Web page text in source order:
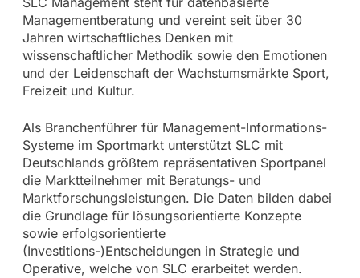
Managementberatung und vereint seit über 30
Jahren wirtschaftliches Denken mit
wissenschaftlicher Methodik sowie den Emotionen
und der Leidenschaft der Wachstumsmärkte Sport,
Freizeit und Kultur.
Als Branchenführer für Management-Informations-
Systeme im Sportmarkt unterstützt SLC mit
Deutschlands größtem repräsentativen Sportpanel
die Marktteilnehmer mit Beratungs- und
Marktforschungsleistungen. Die Daten bilden dabei
die Grundlage für lösungsorientierte Konzepte
sowie erfolgsorientierte
(Investitions-)Entscheidungen in Strategie und
Operative, welche von SLC erarbeitet werden.